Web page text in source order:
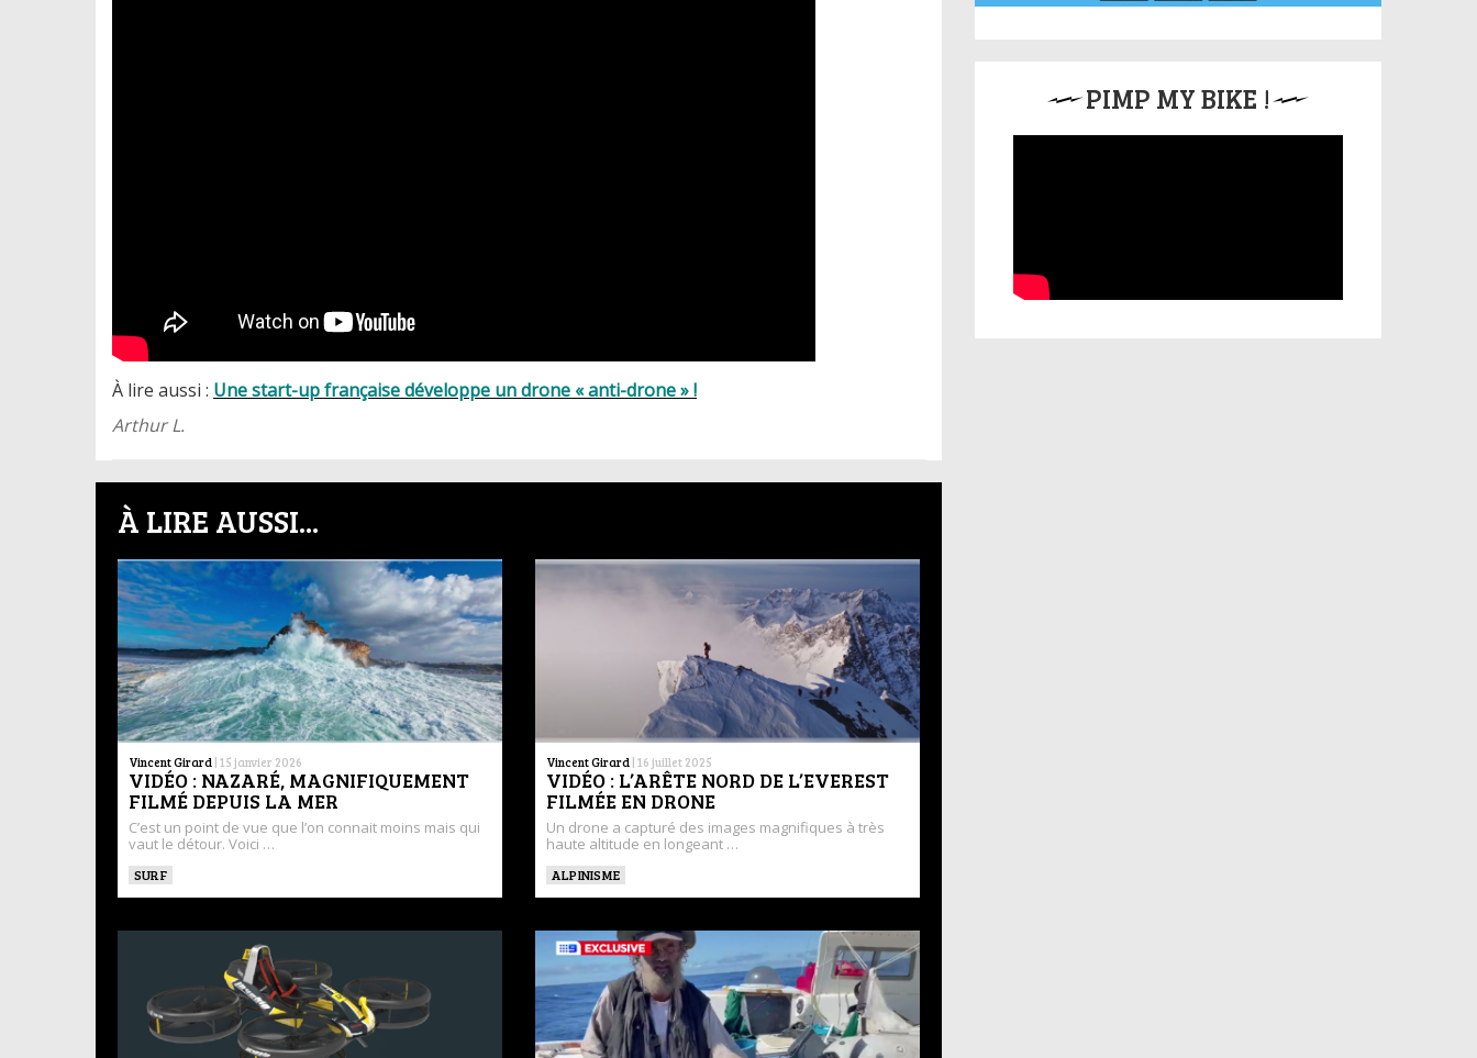
À lire aussi : Une start-up française développe un drone « anti-drone » !
Arthur L.
À LIRE AUSSI...
Vincent Girard | 15 janvier 2026
VIDÉO : NAZARÉ, MAGNIFIQUEMENT
FILMÉ DEPUIS LA MER
C’est un point de vue que l’on connait moins mais qui
vaut le détour. Voici …
SURF
Vincent Girard | 16 juillet 2025
VIDÉO : L’ARÊTE NORD DE L’EVEREST
FILMÉE EN DRONE
Un drone a capturé des images magnifiques à très
haute altitude en longeant …
ALPINISME
PIMP MY BIKE !